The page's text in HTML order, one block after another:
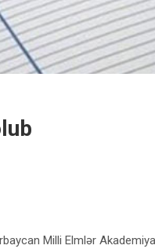
Milli Elmlər